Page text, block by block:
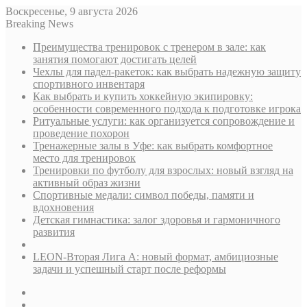
Воскресенье, 9 августа 2026
Breaking News
Преимущества тренировок с тренером в зале: как
занятия помогают достигать целей
Чехлы для падел-ракеток: как выбрать надежную защиту
спортивного инвентаря
Как выбрать и купить хоккейную экипировку:
особенности современного подхода к подготовке игрока
Ритуальные услуги: как организуется сопровождение и
проведение похорон
Тренажерные залы в Уфе: как выбрать комфортное
место для тренировок
Тренировки по футболу для взрослых: новый взгляд на
активный образ жизни
Спортивные медали: символ победы, памяти и
вдохновения
Детская гимнастика: залог здоровья и гармоничного
развития
LEON-Вторая Лига А: новый формат, амбициозные
задачи и успешный старт после реформы